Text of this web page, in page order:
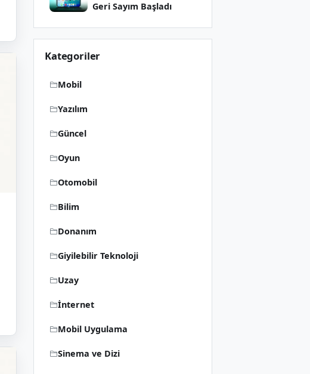
Geri Sayım Başladı
Kategoriler
Mobil
Yazılım
Güncel
Oyun
Otomobil
Bilim
Donanım
Giyilebilir Teknoloji
Uzay
İnternet
Mobil Uygulama
Sinema ve Dizi